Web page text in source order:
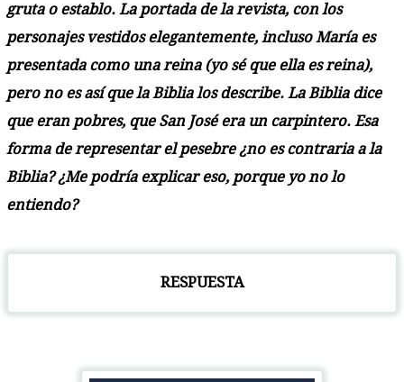
gruta o establo. La portada de la revista, con los
personajes vestidos elegantemente, incluso María es
presentada como una reina (yo sé que ella es reina),
pero no es así que la Biblia los describe. La Biblia dice
que eran pobres, que San José era un carpintero. Esa
forma de representar el pesebre ¿no es contraria a la
Biblia? ¿Me podría explicar eso, porque yo no lo
entiendo?
RESPUESTA